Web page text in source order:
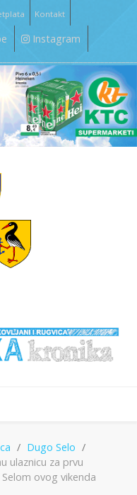
Kontakt
Instagram
Dugo Selo
ulaznicu za prvu
ovog vikenda